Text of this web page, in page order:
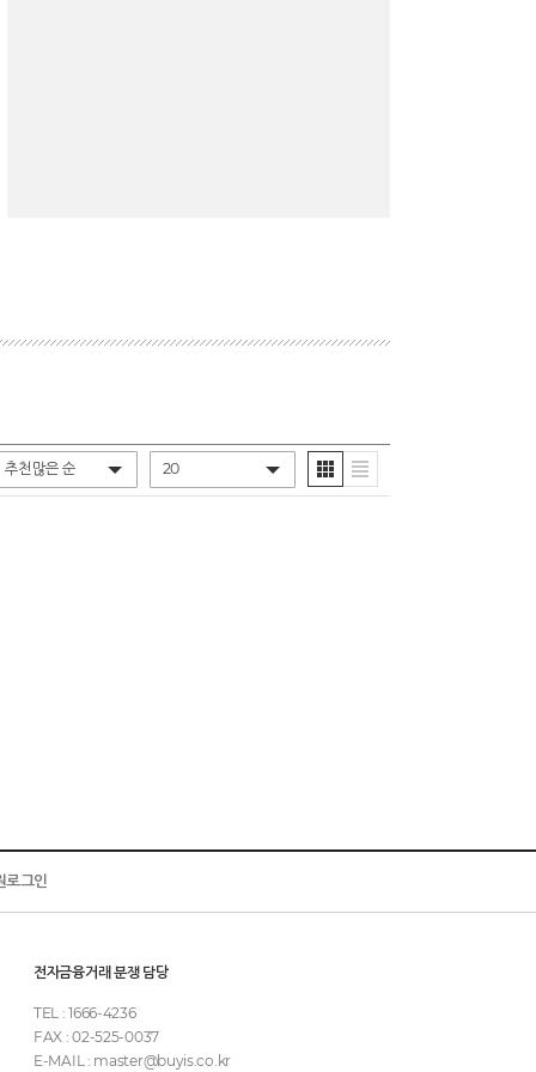
로그인
전자금융거래 분쟁 담당
TEL : 1666-4236
FAX : 02-525-0037
E-MAIL : master@buyis.co.kr